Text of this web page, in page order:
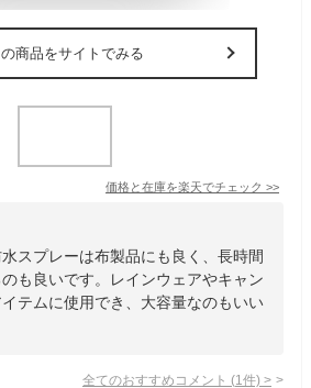
の商品をサイトでみる
価格と在庫を楽天でチェック >>
スプレーは布製品にも良く、長時間
も良いです。レインウェアやキャン
テムに使用でき、大容量なのもいい
全てのおすすめコメント (1 件) >